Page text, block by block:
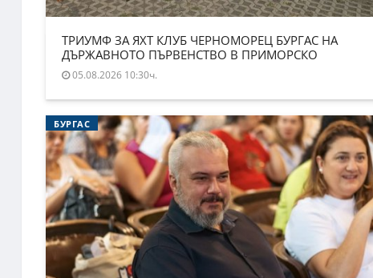
ТРИУМФ ЗА ЯХТ КЛУБ ЧЕРНОМОРЕЦ БУРГАС НА
ДЪРЖАВНОТО ПЪРВЕНСТВО В ПРИМОРСКО
05.08.2026 10:30ч.
БУРГАС